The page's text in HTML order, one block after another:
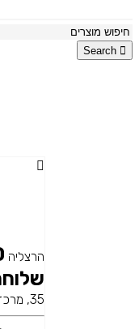
Search
הרצליה
שלוחה 2 (חנות
35, מרכזים 2001 (כניסה D)